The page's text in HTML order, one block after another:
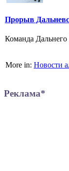
Прорыв
Команда
More in: Новости
Реклама*